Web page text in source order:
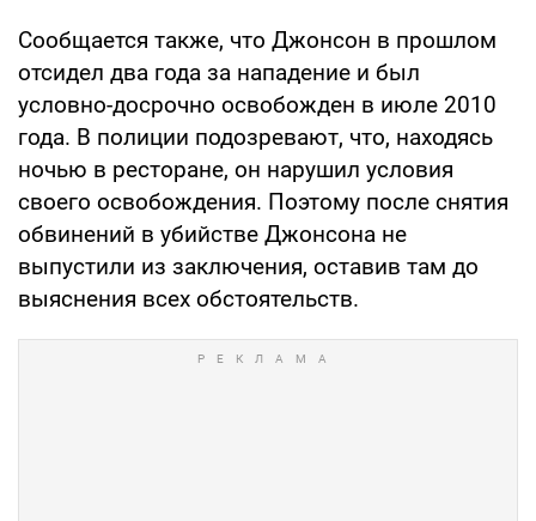
Сообщается также, что Джонсон в прошлом
отсидел два года за нападение и был
условно-досрочно освобожден в июле 2010
года. В полиции подозревают, что, находясь
ночью в ресторане, он нарушил условия
своего освобождения. Поэтому после снятия
обвинений в убийстве Джонсона не
выпустили из заключения, оставив там до
выяснения всех обстоятельств.